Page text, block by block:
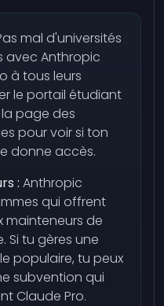
mal d'universités
avec Anthropic
à tous leurs
le portail étudiant
page des
pour voir si ton
donne accès.
: Anthropic
qui offrent
mainteneurs de
Si tu gères une
populaire, tu peux
subvention qui
Claude Pro.